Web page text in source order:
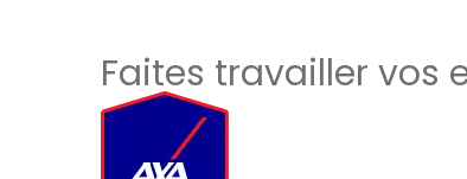
Faites travailler vos